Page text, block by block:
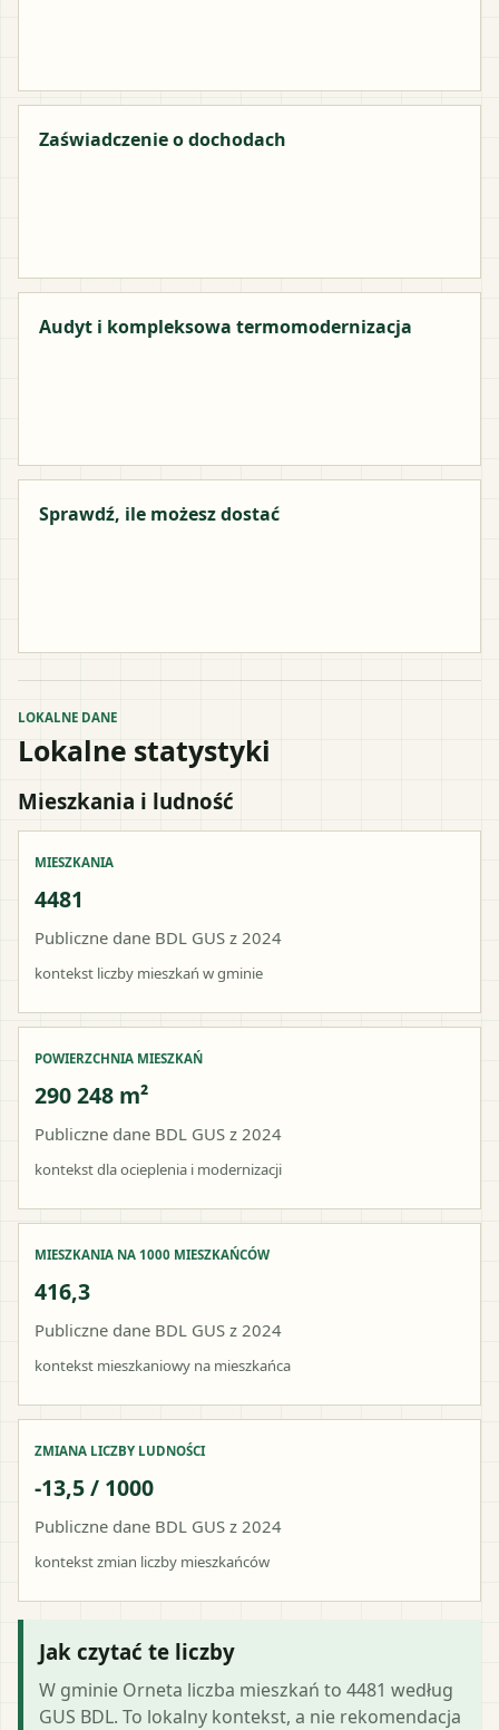
Zaświadczenie o dochodach
Audyt i kompleksowa termomodernizacja
Sprawdź, ile możesz dostać
LOKALNE DANE
Lokalne statystyki
Mieszkania i ludność
MIESZKANIA
4481
Publiczne dane BDL GUS z 2024
kontekst liczby mieszkań w gminie
POWIERZCHNIA MIESZKAŃ
290 248 m²
Publiczne dane BDL GUS z 2024
kontekst dla ocieplenia i modernizacji
MIESZKANIA NA 1000 MIESZKAŃCÓW
416,3
Publiczne dane BDL GUS z 2024
kontekst mieszkaniowy na mieszkańca
ZMIANA LICZBY LUDNOŚCI
-13,5 / 1000
Publiczne dane BDL GUS z 2024
kontekst zmian liczby mieszkańców
Jak czytać te liczby
W gminie Orneta liczba mieszkań to 4481 według
GUS BDL. To lokalny kontekst, a nie rekomendacja